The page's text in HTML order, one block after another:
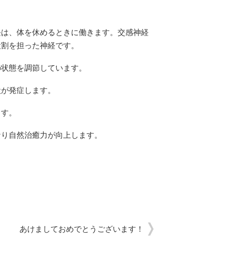
、体を休めるときに働きます。交感神経
を担った神経です。
態を調節しています。
発症します。
。
自然治癒力が向上します。
あけましておめでとうございます！